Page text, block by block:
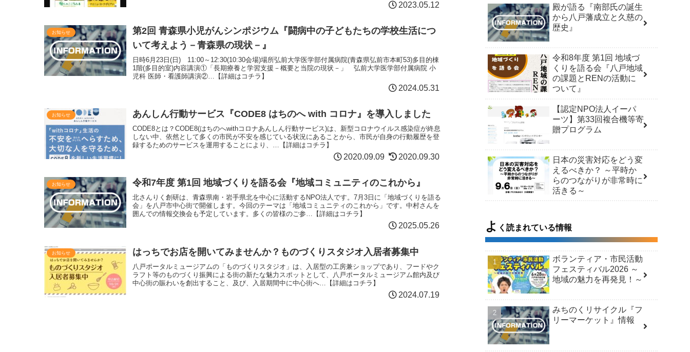
2023.05.12
お知らせ
第2回 青森県小児がんシンポジウム『闘病中の子どもたちの学校生活につ
いて考えよう－青森県の現状－』
日時6月23日(日) 11:00～12:30(10:30会場)場所弘前大学医学部付属病院(青森県弘前市本町53)多目的棟
1階(多目的室)内容講演①「長期療養と学習支援－概要と当院の現状－」 弘前大学医学部付属病院 小
児科 医師・看護師講演②…【詳細はコチラ】
2024.05.31
お知らせ あんしん行動サービス『CODE8 はちのへ with コロナ』を導入しました
CODE8とは？CODE8(はちのへwithコロナあんしん行動サービス)は、新型コロナウイルス感染症が終息
しない中、依然として多くの市民が不安を感じている状況にあることから、市民が自身の行動履歴を登
録するためのサービスを運用することにより、…【詳細はコチラ】
2020.09.09 2020.09.30
お知らせ 令和7年度 第1回 地域づくりを語る会『地域コミュニティのこれから』
北さんりく創研は、青森県南・岩手県北を中心に活動するNPO法人です。7月3日に「地域づくりを語る
会」を八戸市中心街で開催します。今回のテーマは「地域コミュニティのこれから」です。中村さんを
囲んでの情報交換会も予定しています。多くの皆様のご参…【詳細はコチラ】
2025.05.26
お知らせ はっちでお店を開いてみませんか？ものづくりスタジオ入居者募集中
八戸ポータルミュージアムの「ものづくりスタジオ」は、入居型の工房兼ショップであり、フードやク
ラフト等のものづくり振興による街の新たな魅力スポットとして、八戸ポータルミュージアム館内及び
中心街の賑わいを創出すること、及び、入居期間中に中心街へ…【詳細はコチラ】
2024.07.19
殿が語る『南部氏の誕生
から八戸藩成立と久慈の
歴史』
令和8年度 第1回 地域づ
くりを語る会『八戸地域
の課題とRENの活動に
ついて』
【認定NPO法人イーパ
ーツ】第33回複合機等寄
贈プログラム
日本の災害対応をどう変
えるべきか？ ～平時か
らのつながりが非常時に
活きる～
よ く読まれている情報
ボランティア・市民活動
フェスティバル2026 ～
地域の魅力を再発見！～
みちのくリサイクル『フ
リーマーケット』情報